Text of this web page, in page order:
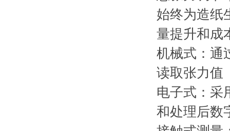
始终为造纸
量提升和成
机械式：通
读取张力值
电子式：采
和处理后数